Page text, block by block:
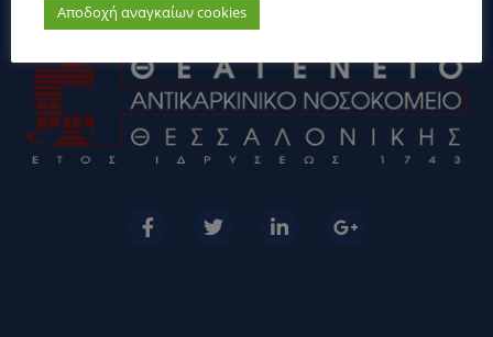
Αποδοχή αναγκαίων cookies